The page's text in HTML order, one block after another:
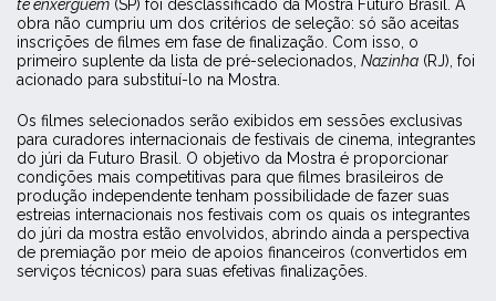
te enxerguem (SP) foi desclassificado da Mostra Futuro Brasil. A
obra não cumpriu um dos critérios de seleção: só são aceitas
inscrições de filmes em fase de finalização. Com isso, o
primeiro suplente da lista de pré-selecionados, Nazinha (RJ), foi
acionado para substituí-lo na Mostra.
Os filmes selecionados serão exibidos em sessões exclusivas
para curadores internacionais de festivais de cinema, integrantes
do júri da Futuro Brasil. O objetivo da Mostra é proporcionar
condições mais competitivas para que filmes brasileiros de
produção independente tenham possibilidade de fazer suas
estreias internacionais nos festivais com os quais os integrantes
do júri da mostra estão envolvidos, abrindo ainda a perspectiva
de premiação por meio de apoios financeiros (convertidos em
serviços técnicos) para suas efetivas finalizações.